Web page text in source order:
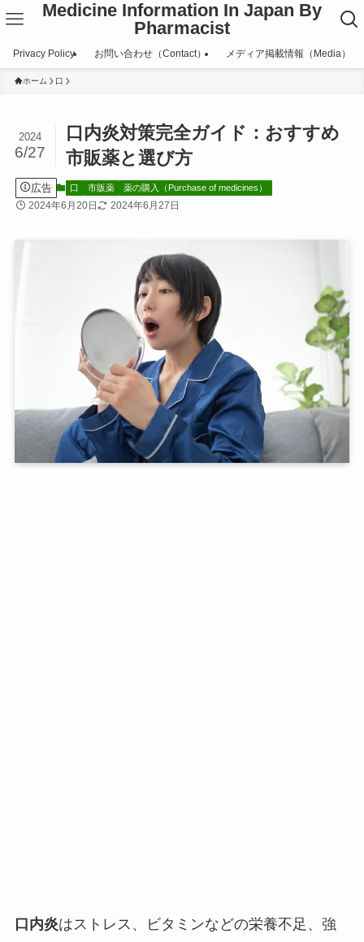
Medicine Information In Japan By
Pharmacist
Privacy Policy お問い合わせ（Contact） メディア掲載情報（Media）
ホーム 口
口内炎対策完全ガイド：おすすめ
市販薬と選び方
2024
6/27
広告 口 市販薬 薬の購入（Purchase of medicines）
2024年6月20日 2024年6月27日
口内炎はストレス、ビタミンなどの栄養不足、強